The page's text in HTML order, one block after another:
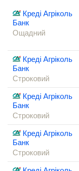
Креді Агріколь
Банк
Ощадний
Креді Агріколь
Банк
Строковий
Креді Агріколь
Банк
Строковий
Креді Агріколь
Банк
Строковий